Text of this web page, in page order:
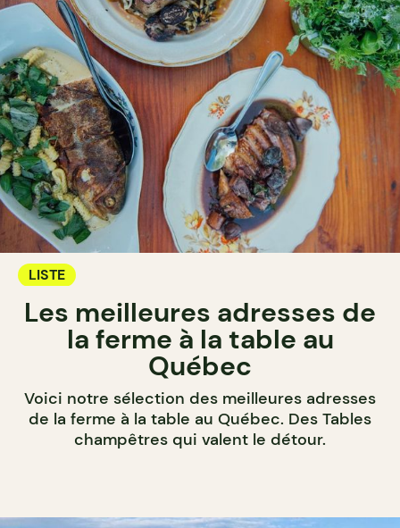
LISTE
Les meilleures adresses de
la ferme à la table au
Québec
Voici notre sélection des meilleures adresses
de la ferme à la table au Québec. Des Tables
champêtres qui valent le détour.